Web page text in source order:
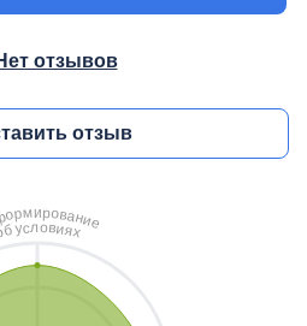
отзывов
отзыв
ормирование
бусловиях